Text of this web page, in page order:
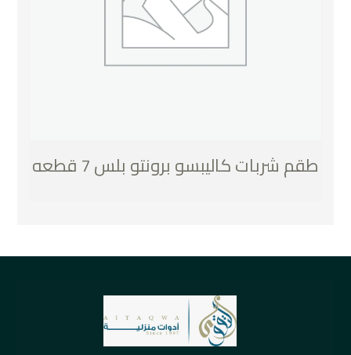
طقم شربات كاليبسو برونتو بلس 7 قطعه